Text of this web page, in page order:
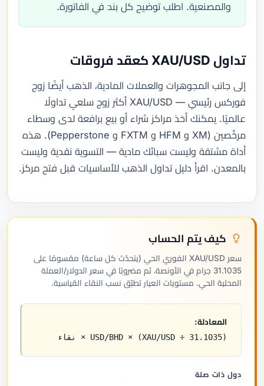
والمصنعية. اطلب توضيح كل بند في الفاتورة.
تداول XAU/USD كعقد فروقات
إلى جانب المجوهرات والعملات المادية، الذهب أيضًا زوج
فوركس رئيسي — XAU/USD أكثر زوج سلعي تداولًا
عالميًا. يمكنك أخذ مراكز شراء أو بيع برافعة لدى وسطاء
مرخّصين (XM و HFM و FXTM و Pepperstone). هذه
أداة مشتقة وليست سبائك مادية — التسوية نقدية وليست
بالمعدن. اقرأ دليل تداول الذهب للأساسيات قبل فتح مركز.
كيف يتم الحساب
سعر XAU/USD الفوري الحي (يتحدّث كل ساعة) مقسومًا على
31.1035 جرام في الأونصة، ثم مضروبًا في سعر الدولار/العملة
المحلية الحي. مستويات العيار تطبّق نسب النقاء القياسية.
المعادلة:
(XAU/USD ÷ 31.1035) × USD/BHD × نقاء
دول ذات صلة